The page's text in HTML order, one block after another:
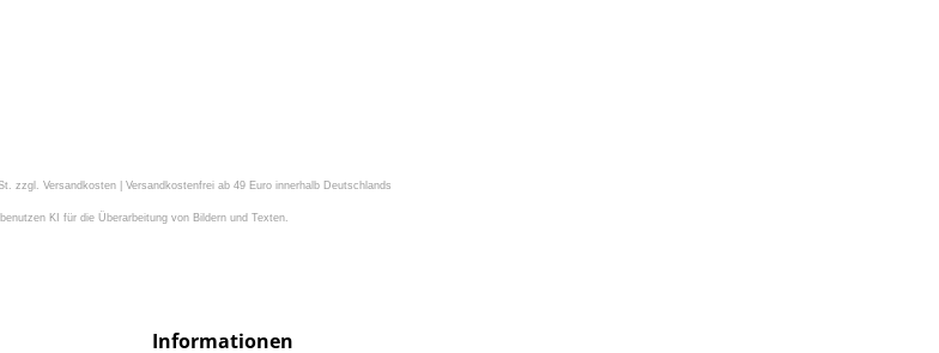
zzgl. Versandkosten | Versandkostenfrei ab 49 Euro innerhalb Deutschlands
KI für die Überarbeitung von Bildern und Texten.
Informationen